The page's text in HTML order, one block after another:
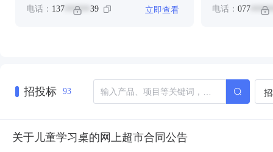
电话： 137 ****** 39 立即查看 电话： 077
招投标 93
关于儿童学习桌的网上超市合同公告